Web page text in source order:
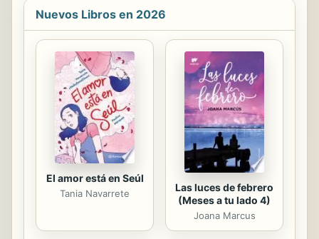
capacidades de entender que
Spinoza opone un entendimiento
capaz de llegar al conocimiento de la
unión que la mente tiene al
conocimiento de la unión que la
mente tiene con toda la Naturaleza",
ya que, a diferencia de Descartes, en
cuanto a su naturaleza el
entendimiento es el mismo en el
hombre que en ...
Nuevos Libros en 2026
El amor está en Seúl
Tania Navarrete
Las luces de febrero
(Meses a tu lado 4)
Joana Marcus